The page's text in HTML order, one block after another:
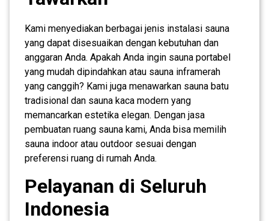
Kami menyediakan berbagai jenis instalasi sauna
yang dapat disesuaikan dengan kebutuhan dan
anggaran Anda. Apakah Anda ingin sauna portabel
yang mudah dipindahkan atau sauna inframerah
yang canggih? Kami juga menawarkan sauna batu
tradisional dan sauna kaca modern yang
memancarkan estetika elegan. Dengan jasa
pembuatan ruang sauna kami, Anda bisa memilih
sauna indoor atau outdoor sesuai dengan
preferensi ruang di rumah Anda.
Pelayanan di Seluruh
Indonesia